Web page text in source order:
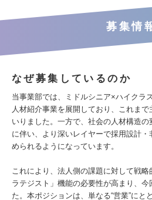
募集情
なぜ募集しているのか
当事業部では、ミドルシニア×ハイクラ
人材紹介事業を展開しており、これま
いりました。一方で、社会の人材構造
に伴い、より深いレイヤーで採用設計
められるようになっています。
これにより、法人側の課題に対して戦略
ラテジスト」機能の必要性が高まり、
た。本ポジションは、単なる“営業”にと